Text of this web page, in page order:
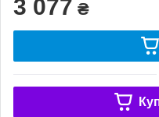
3 077 ₴